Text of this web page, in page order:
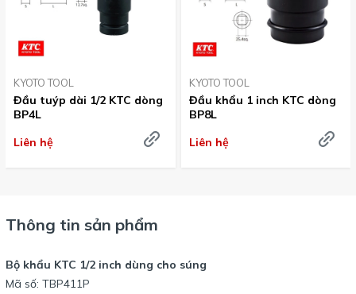
KYOTO TOOL
Đầu tuýp dài 1/2 KTC dòng
BP4L
Liên hệ
KYOTO TOOL
Đầu khẩu 1 inch KTC dòng
BP8L
Liên hệ
Thông tin sản phẩm
Bộ khẩu KTC 1/2 inch dùng cho súng
Mã số: TBP411P